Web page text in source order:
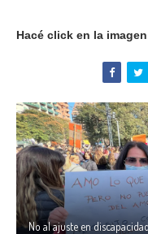
Hacé click en la
No al ajuste en